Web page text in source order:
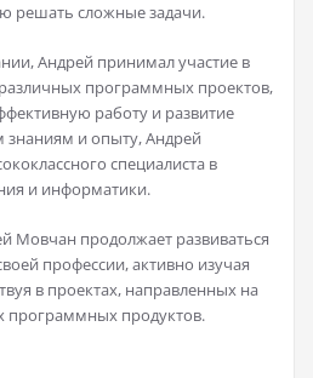
решать сложные задачи.
Андрей принимал участие в
программных проектов,
работу и развитие
знаниям и опыту, Андрей
специалиста в
и информатики.
Мовчан продолжает развиваться
профессии, активно изучая
в проектах, направленных на
программных продуктов.